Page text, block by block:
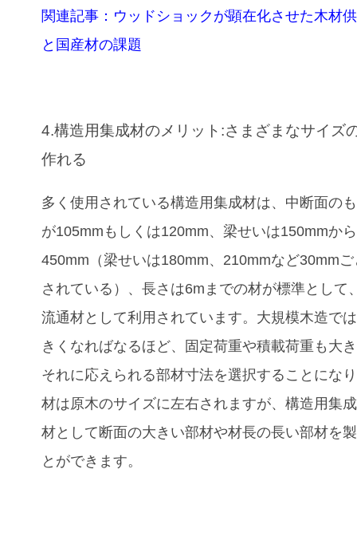
関連記事：ウッドショックが顕在化させた木材
と国産材の課題
4.構造用集成材のメリット:さまざまなサイズ
作れる
多く使用されている構造用集成材は、中断面の
が105mmもしくは120mm、梁せいは150mmから
450mm（梁せいは180mm、210mmなど30mm
されている）、長さは6mまでの材が標準として
流通材として利用されています。大規模木造で
きくなればなるほど、固定荷重や積載荷重も大
それに応えられる部材寸法を選択することにな
材は原木のサイズに左右されますが、構造用集
材として断面の大きい部材や材長の長い部材を
とができます。